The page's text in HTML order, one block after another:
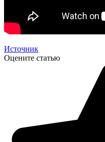
Источник
Оцените статью